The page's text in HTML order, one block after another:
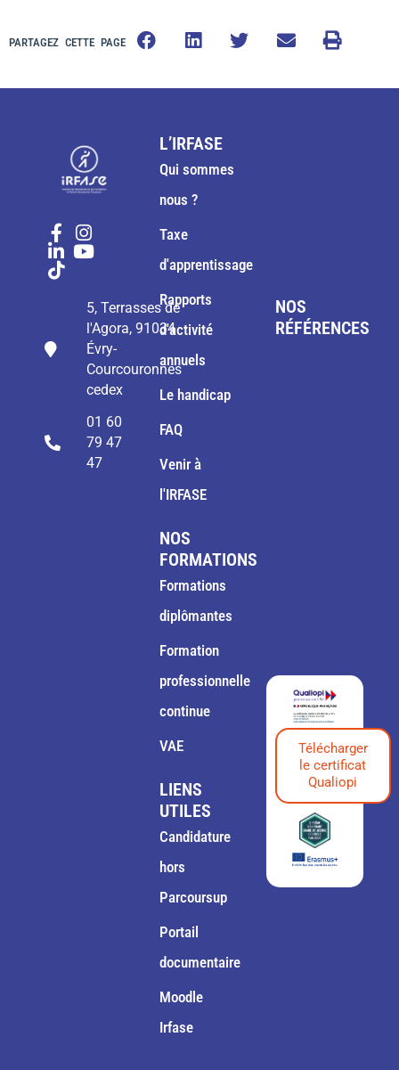
PARTAGEZ CETTE PAGE
5, Terrasses de
l'Agora, 91034
Évry-
Courcouronnes
cedex
01 60
79 47
47
L’IRFASE
Qui sommes
nous ?
Taxe
d'apprentissage
Rapports
d'activité
annuels
Le handicap
FAQ
Venir à
l'IRFASE
NOS
FORMATIONS
Formations
diplômantes
Formation
professionnelle
continue
VAE
LIENS
UTILES
Candidature
hors
Parcoursup
Portail
documentaire
Moodle
Irfase
NOS
RÉFÉRENCES
Télécharger
le certificat
Qualiopi